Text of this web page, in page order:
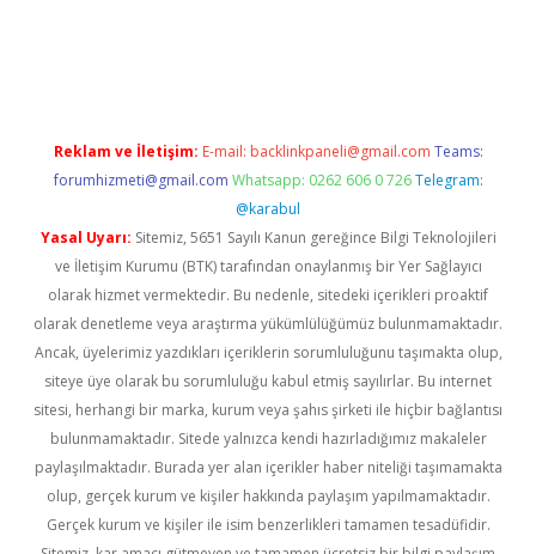
Reklam ve İletişim: E-mail: backlinkpaneli@gmail.com Teams:
forumhizmeti@gmail.com Whatsapp: 0262 606 0 726 Telegram:
@karabul
Yasal Uyarı: Sitemiz, 5651 Sayılı Kanun gereğince Bilgi Teknolojileri
ve İletişim Kurumu (BTK) tarafından onaylanmış bir Yer Sağlayıcı
olarak hizmet vermektedir. Bu nedenle, sitedeki içerikleri proaktif
olarak denetleme veya araştırma yükümlülüğümüz bulunmamaktadır.
Ancak, üyelerimiz yazdıkları içeriklerin sorumluluğunu taşımakta olup,
siteye üye olarak bu sorumluluğu kabul etmiş sayılırlar. Bu internet
sitesi, herhangi bir marka, kurum veya şahıs şirketi ile hiçbir bağlantısı
bulunmamaktadır. Sitede yalnızca kendi hazırladığımız makaleler
paylaşılmaktadır. Burada yer alan içerikler haber niteliği taşımamakta
olup, gerçek kurum ve kişiler hakkında paylaşım yapılmamaktadır.
Gerçek kurum ve kişiler ile isim benzerlikleri tamamen tesadüfidir.